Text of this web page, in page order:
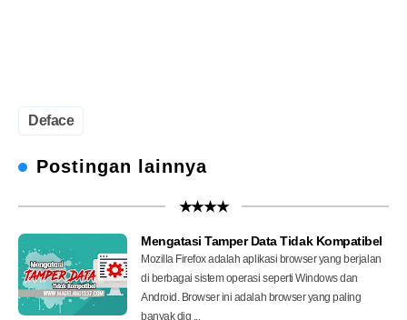
Deface
Postingan lainnya
★★★★
Mengatasi Tamper Data Tidak Kompatibel
Mozilla Firefox adalah aplikasi browser yang berjalan
di berbagai sistem operasi seperti Windows dan
Android. Browser ini adalah browser yang paling
banyak dig ...